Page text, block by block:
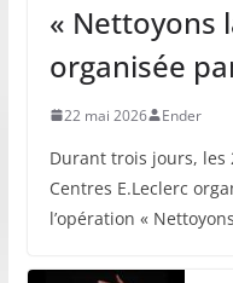
« Nettoyons
organisée
22 mai 2026 Ender
Durant trois jours, les
Centres E.Leclerc
l’opération «